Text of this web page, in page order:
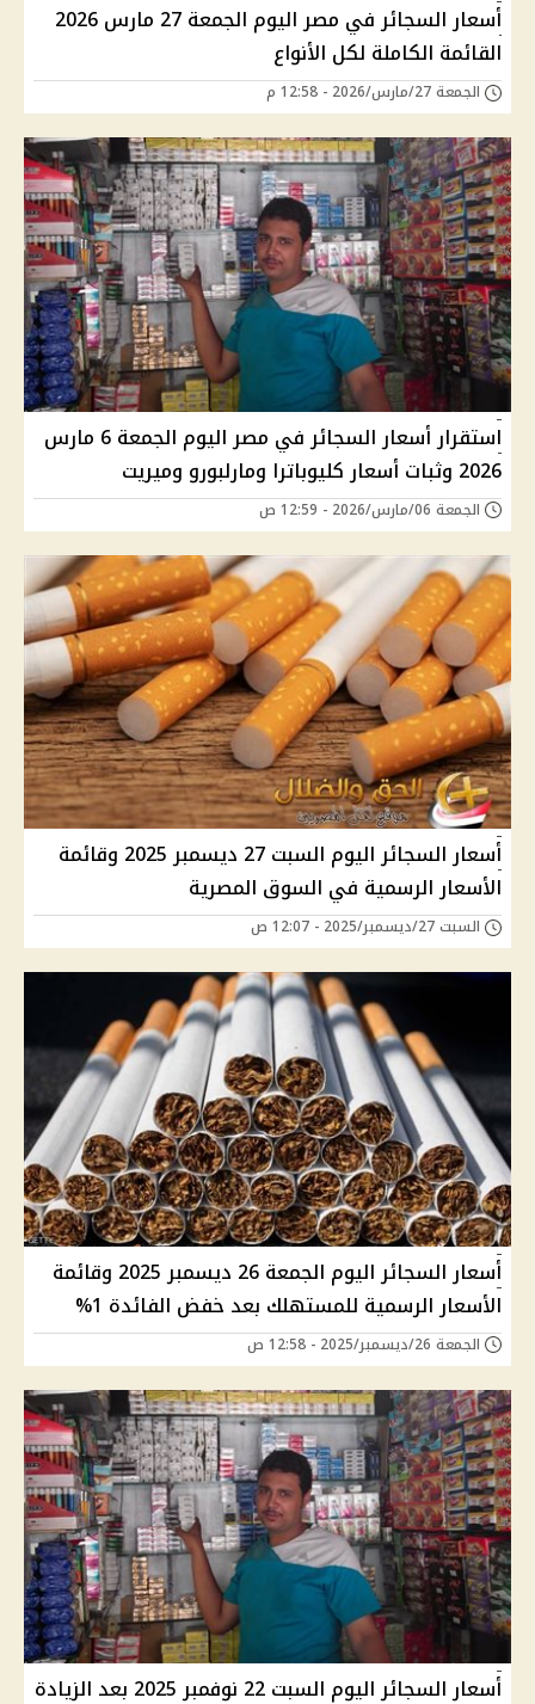
أسعار السجائر في مصر اليوم الجمعة 27 مارس 2026
القائمة الكاملة لكل الأنواع
الجمعة 27/مارس/2026 - 12:58 م
استقرار أسعار السجائر في مصر اليوم الجمعة 6 مارس
2026 وثبات أسعار كليوباترا ومارلبورو وميريت
الجمعة 06/مارس/2026 - 12:59 ص
أسعار السجائر اليوم السبت 27 ديسمبر 2025 وقائمة
الأسعار الرسمية في السوق المصرية
السبت 27/ديسمبر/2025 - 12:07 ص
أسعار السجائر اليوم الجمعة 26 ديسمبر 2025 وقائمة
الأسعار الرسمية للمستهلك بعد خفض الفائدة 1%
الجمعة 26/ديسمبر/2025 - 12:58 ص
أسعار السجائر اليوم السبت 22 نوفمبر 2025 بعد الزيادة